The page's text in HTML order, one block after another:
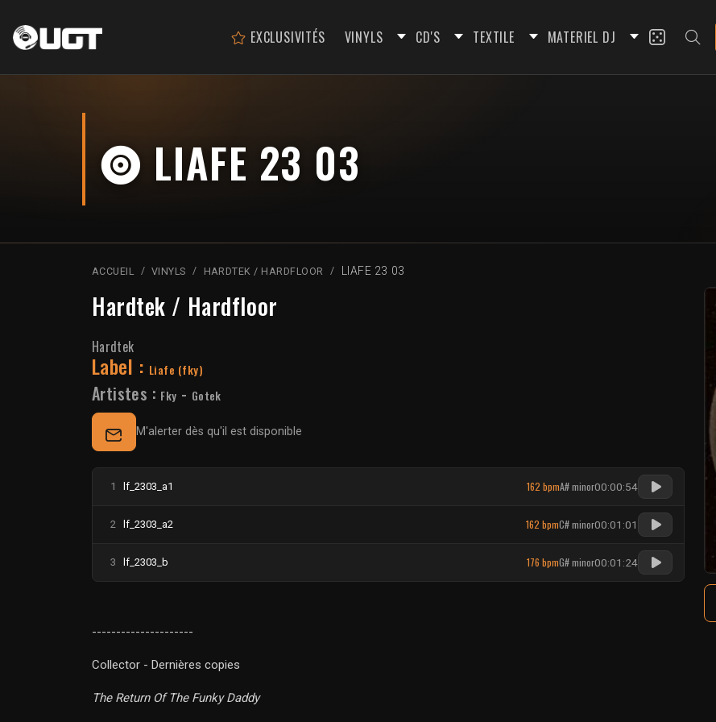
EXCLUSIVITÉS VINYLS CD'S TEXTILE MATERIEL DJ
LIAFE 23 03
ACCUEIL VINYLS HARDTEK / HARDFLOOR LIAFE 23 03
Hardtek / Hardfloor
Hardtek
Label : Liafe (fky)
Artistes : Fky - Gotek
M'alerter dès qu'il est disponible
1 lf_2303_a1 162 bpmA# minor00:00:54
2 lf_2303_a2 162 bpmC# minor00:01:01
3 lf_2303_b 176 bpmG# minor00:01:24
---------------------
Collector - Dernières copies
The Return Of The Funky Daddy